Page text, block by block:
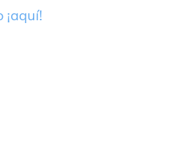
¡aquí!